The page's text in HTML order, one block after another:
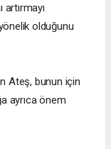
olduğunu
Ateş, bunun için
ayrıca önem